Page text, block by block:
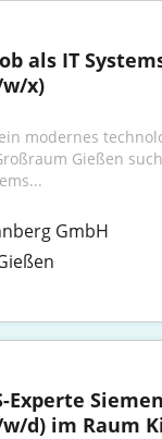
als IT
x)
modernes
Gießen
GmbH
Experte
d) im Raum